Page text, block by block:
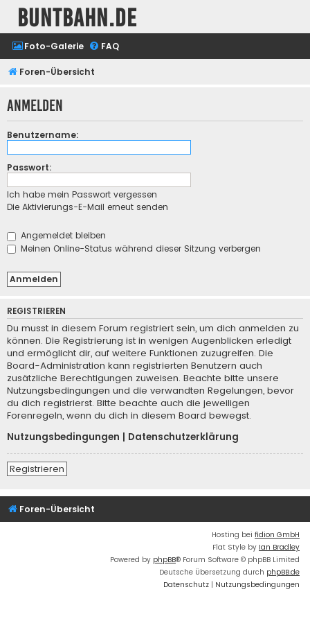
buntbahn.de
Foto-Galerie FAQ
Foren-Übersicht
Anmelden
Benutzername:
Passwort:
Ich habe mein Passwort vergessen
Die Aktivierungs-E-Mail erneut senden
Angemeldet bleiben
Meinen Online-Status während dieser Sitzung verbergen
REGISTRIEREN
Du musst in diesem Forum registriert sein, um dich anmelden zu
können. Die Registrierung ist in wenigen Augenblicken erledigt
und ermöglicht dir, auf weitere Funktionen zuzugreifen. Die
Board-Administration kann registrierten Benutzern auch
zusätzliche Berechtigungen zuweisen. Beachte bitte unsere
Nutzungsbedingungen und die verwandten Regelungen, bevor
du dich registrierst. Bitte beachte auch die jeweiligen
Forenregeln, wenn du dich in diesem Board bewegst.
Nutzungsbedingungen
Datenschutzerklärung
Registrieren
Foren-Übersicht
Hosting bei fidion GmbH
Flat Style by Ian Bradley
Powered by phpBB® Forum Software © phpBB Limited
Deutsche Übersetzung durch phpBB.de
Datenschutz | Nutzungsbedingungen